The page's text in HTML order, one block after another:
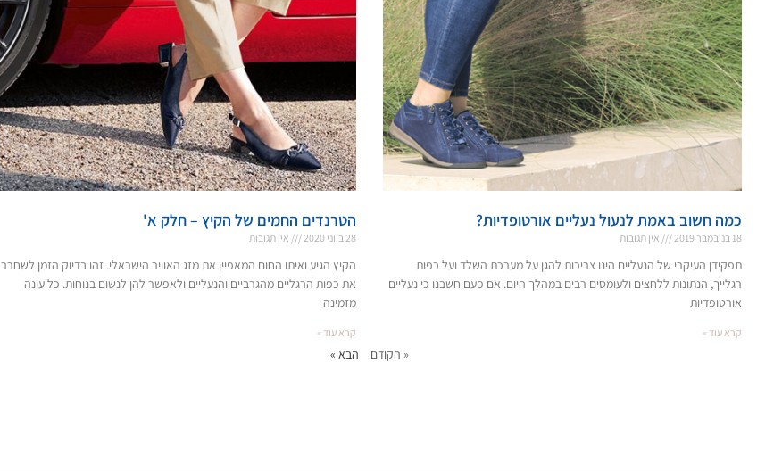
כמה חשוב באמת לנעול נעליים אורטופדיות?
18 בנובמבר 2019 אין תגובות
תפקידן העיקרי של הנעליים הינו צריכות להגן על מערכת השלד ועל כפות
רגלייך, הנתונות ללחצים ולעומסים רבים במהלך היום. אם פעם חשבנו כי נעליים
אורטופדיות
קרא עוד »
הטרנדים החמים של הקיץ – חלק א'
28 ביוני 2020 אין תגובות
הקיץ הגיע ואיתו החום המאפיין את מזג האוויר הישראלי. זהו בדיוק הזמן לשחרר
את כפות הרגליים מהגרביים והנעליים ולאפשר להן לנשום בנוחות. כל עונה
מזמינה
קרא עוד »
« הקודם הבא »